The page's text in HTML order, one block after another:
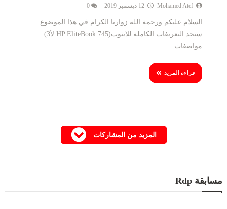
Mohamed Atef
0
السلام عليكم ورحمة الله زوارنا الكرام في هذا الموضوع
ستجد التعريفات الكاملة للابتوب(HP EliteBook 745 لأ3)
مواصفات ...
قراءة المزيد
المزيد من المشاركات
مسابقة Rdp